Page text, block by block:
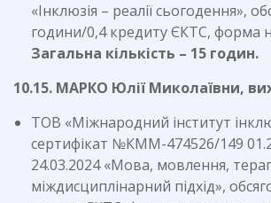
«Інклюзія – реалії сьогодення»,
години/0,4 кредиту ЄКТС, форма
Загальна кількість – 15 годин.
10.15. МАРКО Юлії Миколаївни,
ТОВ «Міжнародний інститут
сертифікат №КММ-474526/149
24.03.2024 «Мова, мовлення,
міждисциплінарний підхід»,